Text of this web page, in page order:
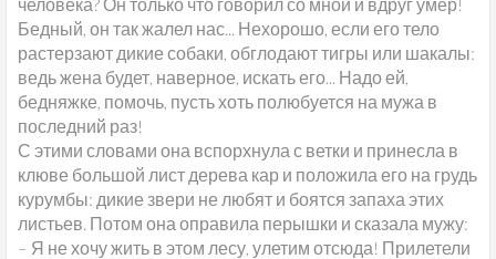
Бедный, он так жалел нас... Нехорошо, если его тело
растерзают дикие собаки, обглодают тигры или шакалы:
ведь жена будет, наверное, искать его... Надо ей,
бедняжке, помочь, пусть хоть полюбуется на мужа в
последний раз!
С этими словами она вспорхнула с ветки и принесла в
клюве большой лист дерева кар и положила его на грудь
курумбы: дикие звери не любят и боятся запаха этих
листьев. Потом она оправила перышки и сказала мужу:
– Я не хочу жить в этом лесу, улетим отсюда! Прилетели